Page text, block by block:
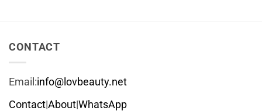
CONTACT
Email:info@lovbeauty.net
Contact|About|WhatsApp